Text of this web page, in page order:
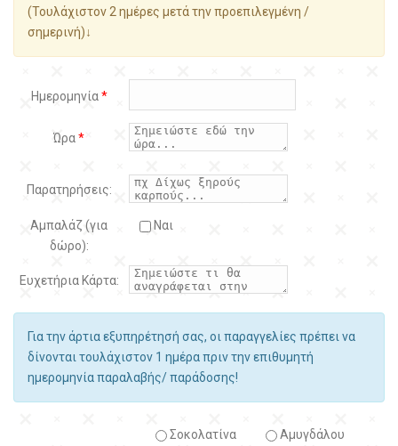
(Τουλάχιστον 2 ημέρες μετά την προεπιλεγμένη /
σημερινή)↓
Ημερομηνία*
Ώρα*
Παρατηρήσεις:
Αμπαλάζ (για
δώρο):
Ναι
Ευχετήρια Κάρτα:
Για την άρτια εξυπηρέτησή σας, οι παραγγελίες πρέπει να
δίνονται τουλάχιστον 1 ημέρα πριν την επιθυμητή
ημερομηνία παραλαβής/ παράδοσης!
Σοκολατίνα
Αμυγδάλου